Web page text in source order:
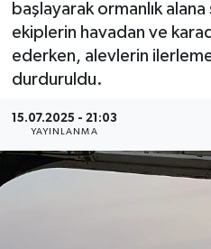
başlayarak ormanlık alana
ekiplerin havadan ve
ederken, alevlerin
durduruldu.
15.07.2025 - 21:03
YAYINLANMA